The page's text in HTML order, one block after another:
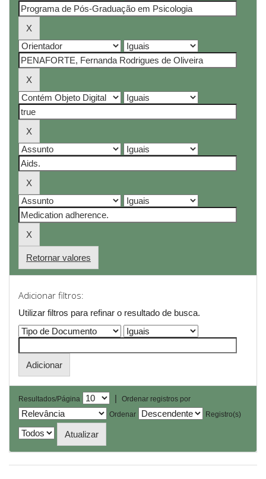
Retornar valores
Adicionar filtros:
Utilizar filtros para refinar o resultado de busca.
Resultados/Página |
Ordenar registros por
Ordenar
Registro(s)